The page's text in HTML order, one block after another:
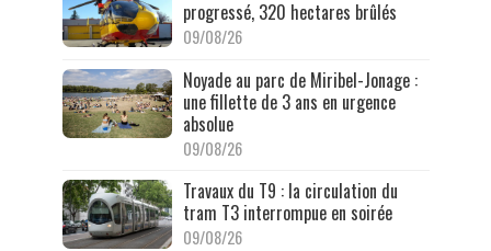
progressé, 320 hectares brûlés
09/08/26
Noyade au parc de Miribel-Jonage :
une fillette de 3 ans en urgence
absolue
09/08/26
Travaux du T9 : la circulation du
tram T3 interrompue en soirée
09/08/26